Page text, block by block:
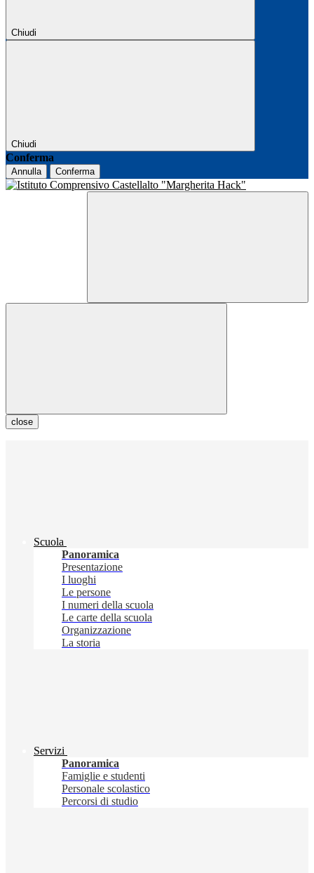
Chiudi
Chiudi
Conferma
Annulla Conferma
close
Scuola
Panoramica
Presentazione
I luoghi
Le persone
I numeri della scuola
Le carte della scuola
Organizzazione
La storia
Servizi
Panoramica
Famiglie e studenti
Personale scolastico
Percorsi di studio